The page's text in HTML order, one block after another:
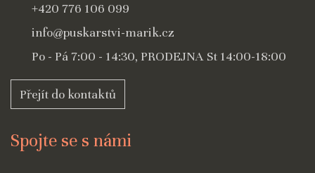
+420 776 106 099
info@puskarstvi-marik.cz
Po - Pá 7:00 - 14:30, PRODEJNA St 14:00-18:00
Přejít do kontaktů
Spojte se s námi